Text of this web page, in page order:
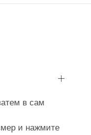
в сам
и нажмите